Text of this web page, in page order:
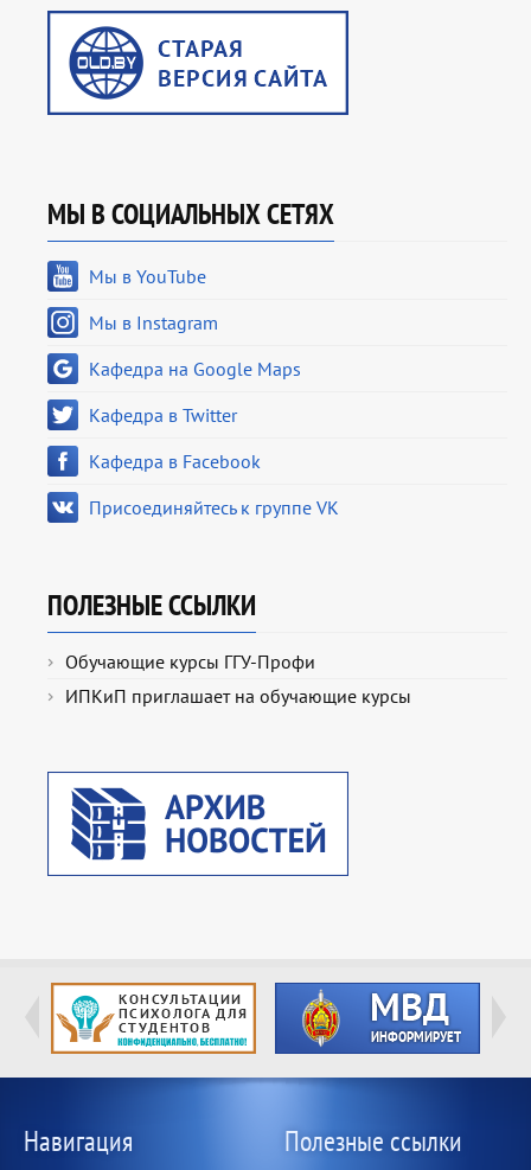
МЫ В СОЦИАЛЬНЫХ СЕТЯХ
Мы в YouTube
Мы в Instagram
Кафедра на Google Maps
Кафедра в Twitter
Кафедра в Facebook
Присоединяйтесь к группе VK
ПОЛЕЗНЫЕ ССЫЛКИ
Обучающие курсы ГГУ-Профи
ИПКиП приглашает на обучающие курсы
Навигация Полезные ссылки